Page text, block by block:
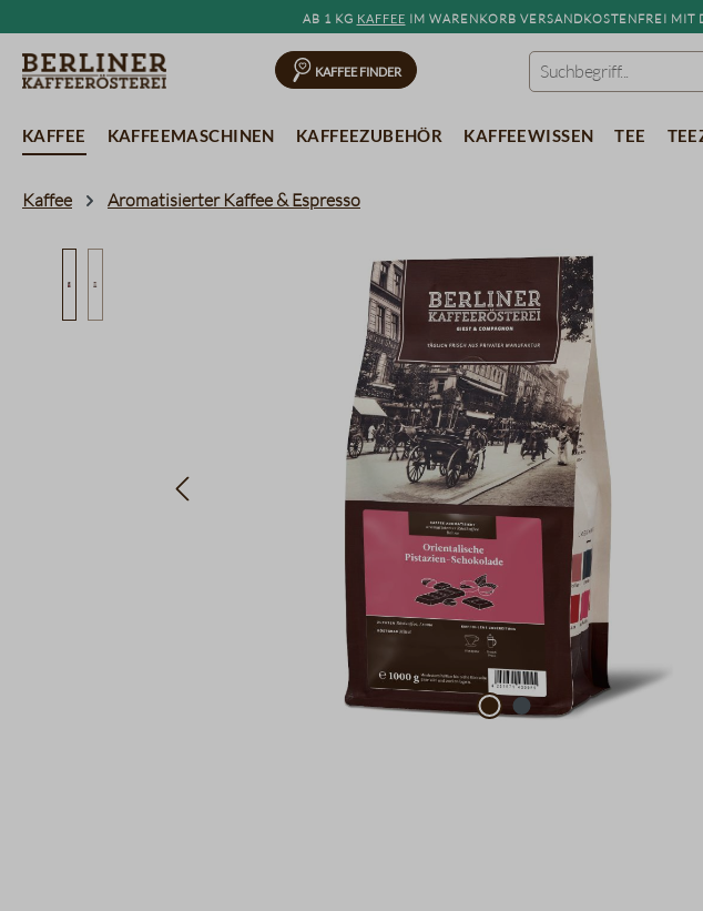
Zur Hauptnavigation springenAb 1 kg Kaffee im Warenkorb versandkostenfrei mit
Kaffee Finder
Kaffee Kaffeemaschinen Kaffeezubehör Kaffeewissen Tee
Kaffee Aromatisierter Kaffee & Espresso